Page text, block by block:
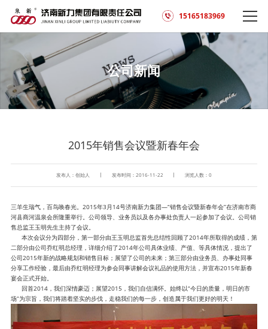
15165183969
公司新闻
2015年销售会议暨新春年会
发布人：创始人 发布时间：2016-11-22 浏览人数： 0
三羊生瑞气，百鸟唤春光。2015年3月14号济南新力集团—“销售会议暨新春年会”在济南市商
河县商河温泉会所隆重举行。公司领导、业务员以及各办事处负责人一起参加了会议。公司销
售总监王玉明先生主持了会议。
本次会议分为四部分，第一部分由王玉明总监首先总结性回顾了2014年所取得的成绩，第
二部分由公司乔红明总经理，详细介绍了2014年公司具体业绩、产值、等具体情况，提出了
公司2015年新的战略规划和销售目标；展望了公司的未来；第三部分由业务员、办事处同事
分享工作经验，最后由乔红明经理为参会同事讲解会议礼品的使用方法，并宣布2015年新春
宴会正式开始。
回首2014，我们深情豪迈；展望2015，我们自信满怀。始终以“今日的质量，明日的市
场”为宗旨，我们将踏着坚实的步伐，走稳我们的每一步，创造属于我们更好的明天！